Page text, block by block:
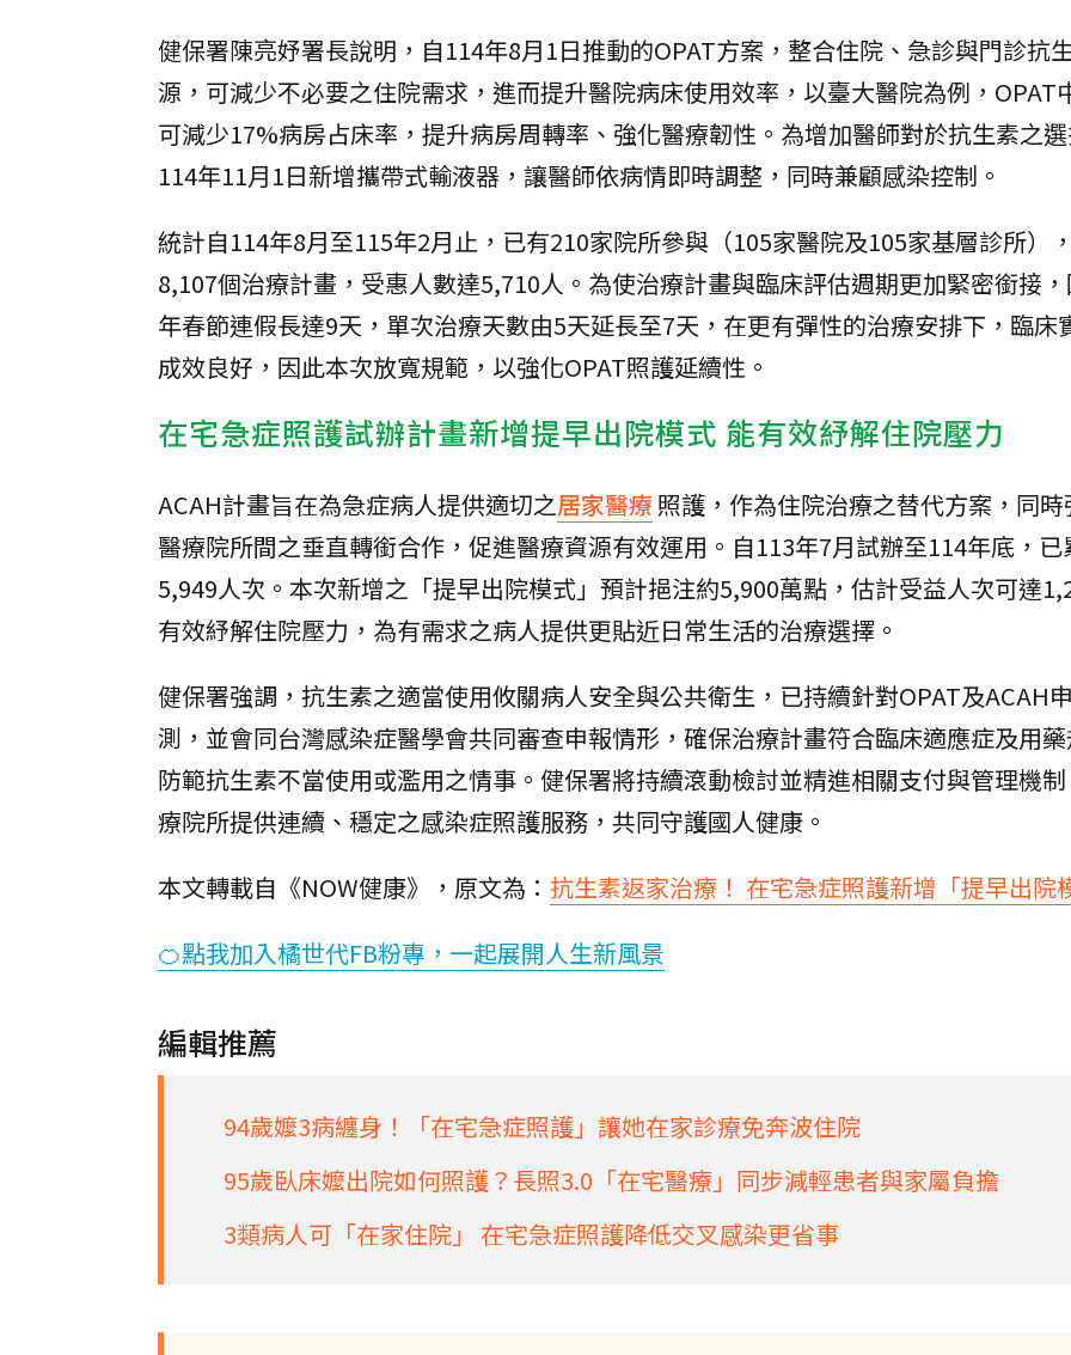
健保署陳亮妤署長說明，自114年8月1日推動的OPAT方案，整合住院、急診與門診抗
源，可減少不必要之住院需求，進而提升醫院病床使用效率，以臺大醫院為例，OPAT
可減少17%病房占床率，提升病房周轉率、強化醫療韌性。為增加醫師對於抗生素之
114年11月1日新增攜帶式輸液器，讓醫師依病情即時調整，同時兼顧感染控制。
統計自114年8月至115年2月止，已有210家院所參與（105家醫院及105家基層診所）
8,107個治療計畫，受惠人數達5,710人。為使治療計畫與臨床評估週期更加緊密銜接
年春節連假長達9天，單次治療天數由5天延長至7天，在更有彈性的治療安排下，臨床
成效良好，因此本次放寬規範，以強化OPAT照護延續性。
在宅急症照護試辦計畫新增提早出院模式 能有效紓解住院壓力
ACAH計畫旨在為急症病人提供適切之居家醫療 照護，作為住院治療之替代方案，同
醫療院所間之垂直轉銜合作，促進醫療資源有效運用。自113年7月試辦至114年底，已
5,949人次。本次新增之「提早出院模式」預計挹注約5,900萬點，估計受益人次可達
有效紓解住院壓力，為有需求之病人提供更貼近日常生活的治療選擇。
健保署強調，抗生素之適當使用攸關病人安全與公共衛生，已持續針對OPAT及ACAH
測，並會同台灣感染症醫學會共同審查申報情形，確保治療計畫符合臨床適應症及用
防範抗生素不當使用或濫用之情事。健保署將持續滾動檢討並精進相關支付與管理機
療院所提供連續、穩定之感染症照護服務，共同守護國人健康。
本文轉載自《NOW健康》，原文為： 抗生素返家治療！ 在宅急症照護新增「提早出院
🍊點我加入橘世代FB粉專，一起展開人生新風景
編輯推薦
94歲嬤3病纏身！「在宅急症照護」讓她在家診療免奔波住院
95歲臥床嬤出院如何照護？長照3.0「在宅醫療」同步減輕患者與家屬負擔
3類病人可「在家住院」 在宅急症照護降低交叉感染更省事